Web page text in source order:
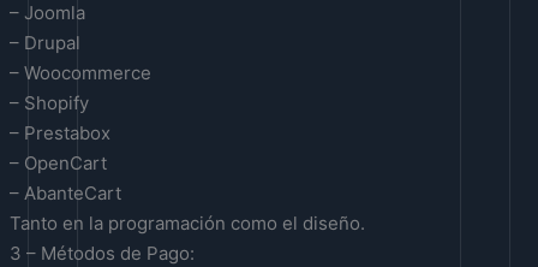
– Joomla
– Drupal
– Woocommerce
– Shopify
– Prestabox
– OpenCart
– AbanteCart
Tanto en la programación como el diseño.
3 – Métodos de Pago: